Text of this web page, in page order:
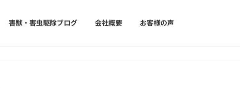
害獣・害虫駆除ブログ 会社概要 お客様の声